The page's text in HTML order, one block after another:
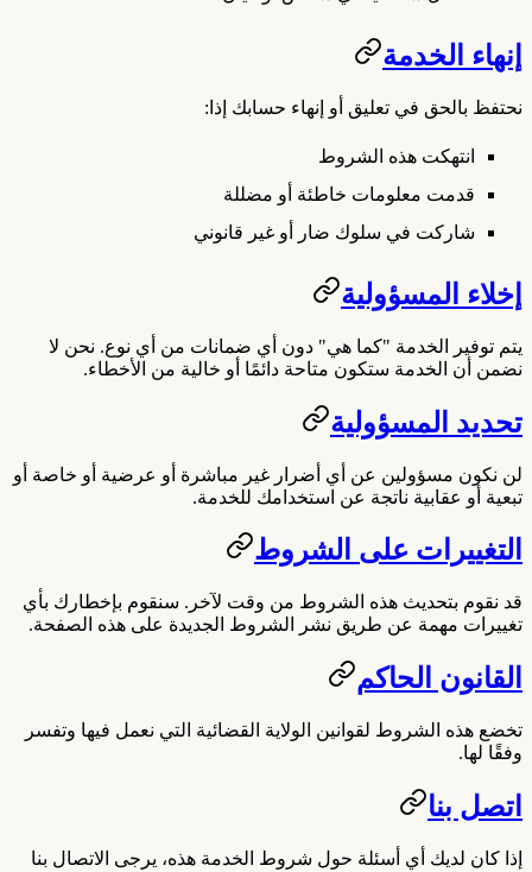
إنهاء الخدمة
نحتفظ بالحق في تعليق أو إنهاء حسابك إذا:
انتهكت هذه الشروط
قدمت معلومات خاطئة أو مضللة
شاركت في سلوك ضار أو غير قانوني
إخلاء المسؤولية
يتم توفير الخدمة "كما هي" دون أي ضمانات من أي نوع. نحن لا
نضمن أن الخدمة ستكون متاحة دائمًا أو خالية من الأخطاء.
تحديد المسؤولية
لن نكون مسؤولين عن أي أضرار غير مباشرة أو عرضية أو خاصة أو
تبعية أو عقابية ناتجة عن استخدامك للخدمة.
التغييرات على الشروط
قد نقوم بتحديث هذه الشروط من وقت لآخر. سنقوم بإخطارك بأي
تغييرات مهمة عن طريق نشر الشروط الجديدة على هذه الصفحة.
القانون الحاكم
تخضع هذه الشروط لقوانين الولاية القضائية التي نعمل فيها وتفسر
وفقًا لها.
اتصل بنا
إذا كان لديك أي أسئلة حول شروط الخدمة هذه، يرجى الاتصال بنا